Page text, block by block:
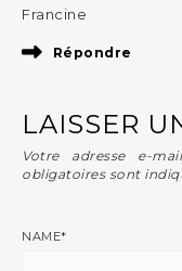
Francine
Répondre
LAISSER
Votre adresse e-
obligatoires sont
NAME*